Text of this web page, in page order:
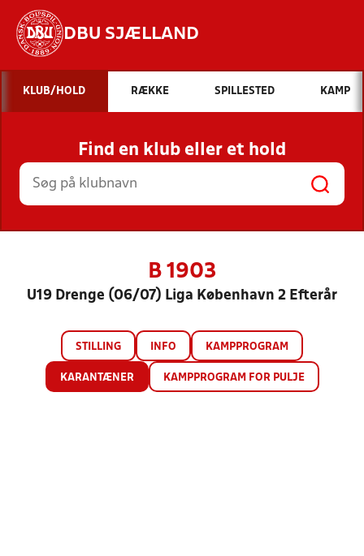
DBU SJÆLLAND
Hvad vil du søge efter?
INDHOLD OG NYHEDER
STILLINGER, RESULTATER, KLUBBER OG
HOLD
KLUB/HOLD RÆKKE SPILLESTED KAMP
Find en klub eller et hold
B 1903
U19 Drenge (06/07) Liga København 2 Efterår
STILLING INFO KAMPPROGRAM
KARANTÆNER KAMPPROGRAM FOR PULJE